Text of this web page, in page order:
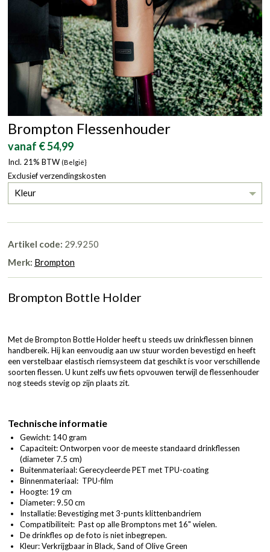
Brompton Flessenhouder
vanaf € 54,99
Incl. 21% BTW (België}
Exclusief verzendingskosten
Kleur
Artikel code: 29.9250
Merk: Brompton
Brompton Bottle Holder
Met de Brompton Bottle Holder heeft u steeds uw drinkflessen binnen
handbereik. Hij kan eenvoudig aan uw stuur worden bevestigd en heeft
een verstelbaar elastisch riemsysteem dat geschikt is voor verschillende
soorten flessen. U kunt zelfs uw fiets opvouwen terwijl de flessenhouder
nog steeds stevig op zijn plaats zit.
Technische informatie
Gewicht: 140 gram
Capaciteit: Ontworpen voor de meeste standaard drinkflessen
(diameter 7.5 cm)
Buitenmateriaal: Gerecycleerde PET met TPU-coating
Binnenmateriaal: TPU-film
Hoogte: 19 cm
Diameter: 9.50 cm
Installatie: Bevestiging met 3-punts klittenbandriem
Compatibiliteit: Past op alle Bromptons met 16" wielen.
De drinkfles op de foto is niet inbegrepen.
Kleur: Verkrijgbaar in Black, Sand of Olive Green